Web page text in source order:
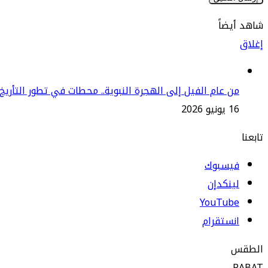
شاهد أيضاً
إغلاق
من عام الفيل إلى الهجرة النبوية.. محطات في تطور
16 يونيو 2026
تابعنا
فيسبوك
لينكدإن
‫YouTube
انستقرام
الطقس